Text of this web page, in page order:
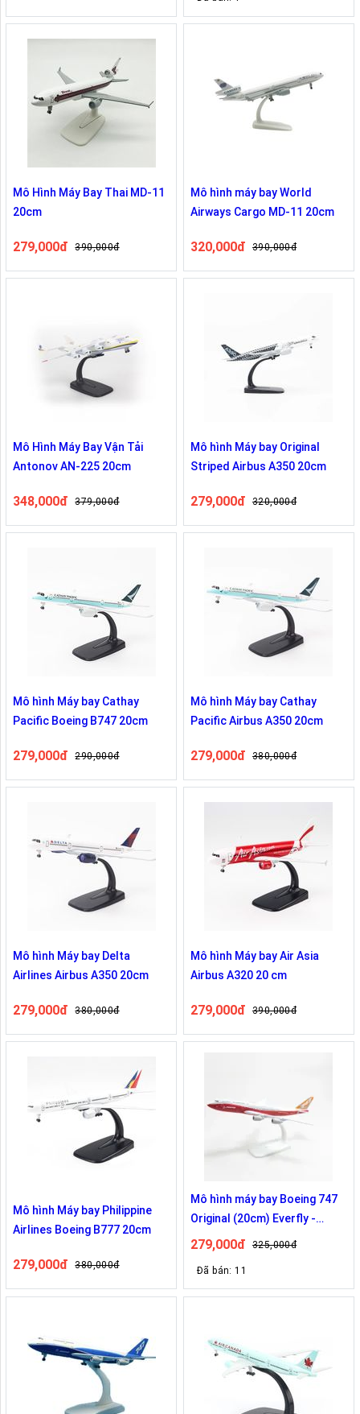
Mô Hình Máy Bay Thai MD-11
20cm
279,000đ 390,000đ
Mô hình máy bay World
Airways Cargo MD-11 20cm
320,000đ 390,000đ
Mô Hình Máy Bay Vận Tải
Antonov AN-225 20cm
348,000đ 379,000đ
Mô hình Máy bay Original
Striped Airbus A350 20cm
279,000đ 320,000đ
Mô hình Máy bay Cathay
Pacific Boeing B747 20cm
279,000đ 290,000đ
Mô hình Máy bay Cathay
Pacific Airbus A350 20cm
279,000đ 380,000đ
Mô hình Máy bay Delta
Airlines Airbus A350 20cm
279,000đ 380,000đ
Mô hình Máy bay Air Asia
Airbus A320 20 cm
279,000đ 390,000đ
Mô hình Máy bay Philippine
Airlines Boeing B777 20cm
279,000đ 380,000đ
Mô hình máy bay Boeing 747
Original (20cm) Everfly -
Trắng,đỏ
279,000đ 325,000đ
Đã bán: 11